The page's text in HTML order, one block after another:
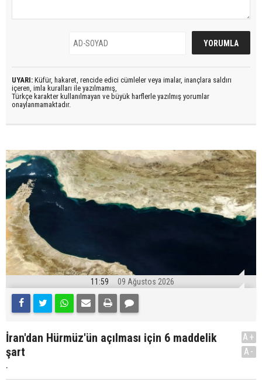
UYARI: Küfür, hakaret, rencide edici cümleler veya imalar, inançlara saldırı
içeren, imla kuralları ile yazılmamış,
Türkçe karakter kullanılmayan ve büyük harflerle yazılmış yorumlar
onaylanmamaktadır.
11:59 09 Ağustos 2026
İran'dan Hürmüz'ün açılması için 6 maddelik
şart
.
A+
A-